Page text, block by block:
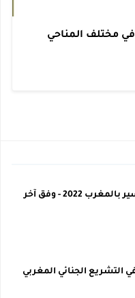
مختلف المناحي
تحميل PDF : مدونة السير بالمغرب 2022 - وفق آخر
التشريع الجنائي المغربي